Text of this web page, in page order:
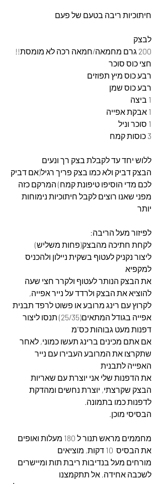
חיתוכיות ריבה בטעם של פעם
לבצק
200 גרם מחמאה/חמאה רכה לא מומסת!!
חצי כוס סוכר
רבע כוס מיץ תפוזים
רבע כוס שמן
1 ביצה
1 אבקת אפייה
1 סוכר וניל
3 כוסות קמח
ללוש יחד עד לקבלת בצק רך ונעים
הבצק דביק ולא כמו בצק פריך רגיל(אם דביק
לכם מדי הוסיפו טיפונת קמח) המרקם כזה
מפני שאנו רוצים לקבל חיתוכיות נימוחות
יותר
לפיזור מעל הריבה:
לקחת חתיכה מהבצק(פחות משליש)
ליצור נקניק לעטוף בשקית ניילון ולהכניס
למקפיא
את הבצק הנותר לעטוף ולקרר חצי שעה
להוציא את הבצק ולרדד על נייר אפייה,
לקרוץ עם רינג מרובע או פשוט לרפד תבנית
אפייה בגודל המתאים(25/35) תנסו ליצור
דפנות מעט גבוהות כס"מ
אם אתם מכינים ברינג תעשו כמוני, לאחר
שתקרצו את המרובע העבירו עם נייר
האפייה לתבנית
את הדפנות שלי אני יוצרת עם שאריות
הבצק שקרצתי, יוצרת נחשים ומהדקת
לדפנות כמו בתמונה.
הבסיסי מוכן.
מחממים מראש תנור ל 180 מעלות ואופים
את הבסיס  10 דקות, מוציאים
מורחים מעל בנדיבות ריבת תות ומיישרים
לשכבה אחידה, אל תתקמצנו